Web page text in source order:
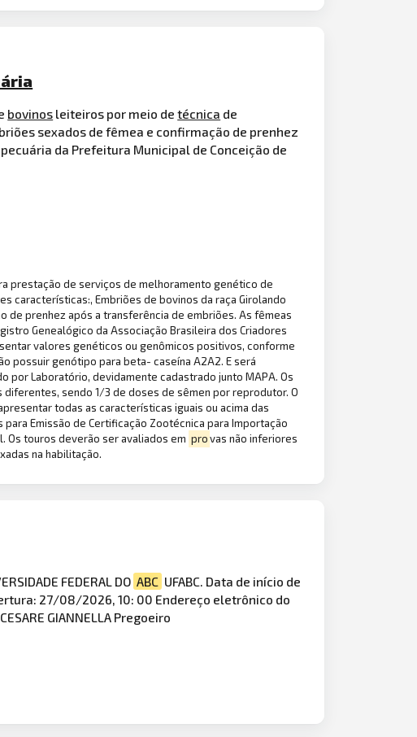
bovinos leiteiros por meio detécnica de
sexados de fêmea e confirmação de prenhez
da Prefeitura Municipal de Conceição de
prestação de serviços de melhoramento genético de
características:, Embriões de bovinos da raça Girolando
de prenhez após a transferência de embriões. As fêmeas
Genealógico da Associação Brasileira dos Criadores
valores genéticos ou genômicos positivos, conforme
possuir genótipo para beta- caseína A2A2. E será
por Laboratório, devidamente cadastrado junto MAPA. Os
sendo 1/3 de doses de sêmen por reprodutor. O
todas as características iguais ou acima das
Emissão de Certificação Zootécnica para Importação
Os touros deverão ser avaliados em provas não inferiores
na habilitação.
FEDERAL DO ABC UFABC. Data de início de
27/08/2026, 10: 00 Endereço eletrônico do
GIANNELLA Pregoeiro